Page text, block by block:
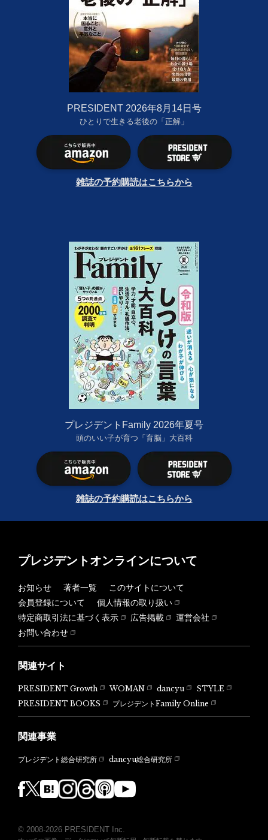
PRESIDENT 2026年8月14日号
ひとりで生きる老後の「正解」
雑誌の予約購読はこちらから
プレジデントFamily 2026年夏号
頭のいい子が育つ「育脳」大百科
雑誌の予約購読はこちらから
プレジデントオンラインについて
お知らせ 著者一覧
このサイトについて
会員登録について
個人情報の取り扱い
特定商取引法に基づく表示
広告掲載
運営会社
お問い合わせ
関連サイト
PRESIDENT Growth WOMAN dancyu
STYLE
PRESIDENT BOOKS
プレジデントFamily Online
関連事業
プレジデント総合研究所 dancyu総合研究所
© 2008-2026 PRESIDENT Inc.